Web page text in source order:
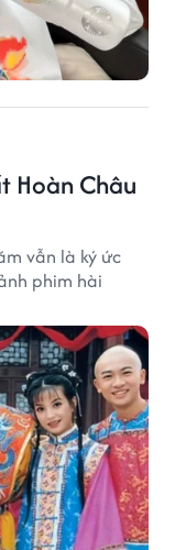
Hoàn Châu
vẫn là ký ức
phim hài